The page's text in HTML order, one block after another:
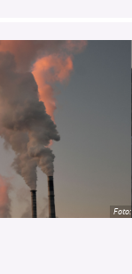
Foto: